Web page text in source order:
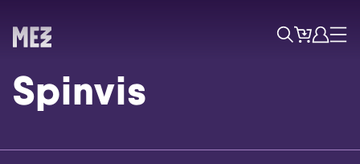
ZoekTicketsAccount
Menu
Spinvis